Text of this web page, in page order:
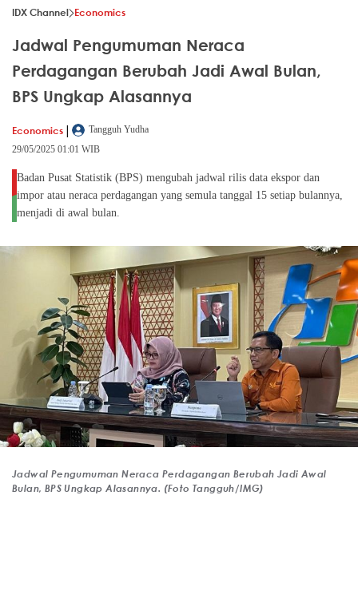
IDX Channel Economics
Jadwal Pengumuman Neraca
Perdagangan Berubah Jadi Awal Bulan,
BPS Ungkap Alasannya
Economics |
Tangguh Yudha
29/05/2025 01:01 WIB
Badan Pusat Statistik (BPS) mengubah jadwal rilis data ekspor dan
impor atau neraca perdagangan yang semula tanggal 15 setiap bulannya,
menjadi di awal bulan.
Jadwal Pengumuman Neraca Perdagangan Berubah Jadi Awal
Bulan, BPS Ungkap Alasannya. (Foto Tangguh/IMG)